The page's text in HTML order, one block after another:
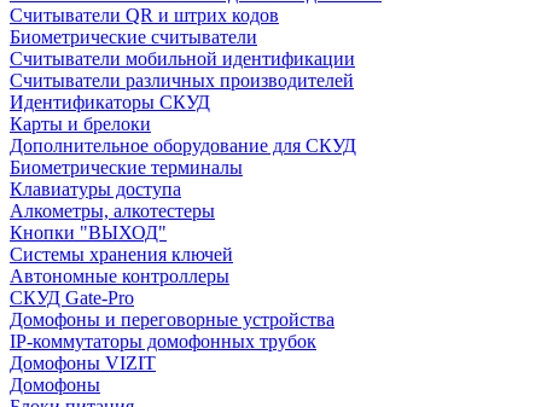
Считыватели QR и штрих кодов
Биометрические считыватели
Считыватели мобильной идентификации
Считыватели различных производителей
Идентификаторы СКУД
Карты и брелоки
Дополнительное оборудование для СКУД
Биометрические терминалы
Клавиатуры доступа
Алкометры, алкотестеры
Кнопки "ВЫХОД"
Системы хранения ключей
Автономные контроллеры
СКУД Gate-Pro
Домофоны и переговорные устройства
IP-коммутаторы домофонных трубок
Домофоны VIZIT
Домофоны